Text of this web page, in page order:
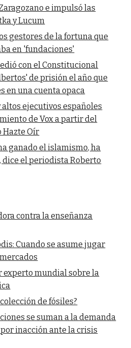
e impulsó las
y Lucum
gestores de la fortuna que
en 'fundaciones'
con el Constitucional
de prisión el año que
en una cuenta opaca
ejecutivos españoles
de Vox a partir del
Oír
ganado el islamismo, ha
dice el periodista Roberto
contra la enseñanza
Cuando se asume jugar
experto mundial sobre la
de fósiles?
se suman a la demanda
inacción ante la crisis